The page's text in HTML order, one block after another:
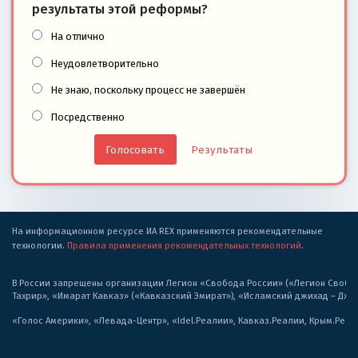
результаты этой реформы?
На отлично
Неудовлетворительно
Не знаю, поскольку процесс не завершён
Посредственно
Результаты
На информационном ресурсе ИА REX применяются рекомендательные
технологии. Правила применения рекомендательных технологий.
В России запрещены организации Легион «Свобода России» («Легион
Тахрир», «Имарат Кавказ» («Кавказский Эмират»), «Исламский джихад –
«Голос Америки», «Левада-Центр», «Idel.Реалии», Кавказ.Реалии,